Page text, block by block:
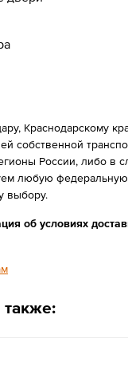
Краснодарскому
собственной
России, либо в
любую
выбору.
об условиях